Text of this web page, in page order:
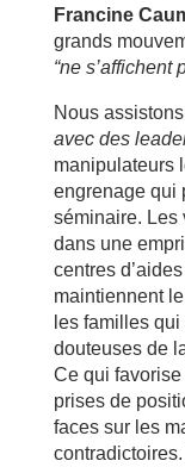
Francine
grands
“ne s’affichent
Nous
avec des
manipulateurs
engrenage qui
séminaire. Les
dans une
centres
maintiennent
les familles
douteuses de
Ce qui favorise
prises de
faces sur les